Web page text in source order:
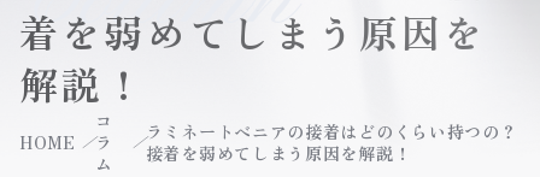
着を弱めてしまう原因を
解説！
HOME
コ
ラ
ム
ラミネートベニアの接着はどのくらい持つの？
接着を弱めてしまう原因を解説！